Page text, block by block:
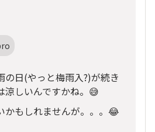
の日(やっと梅雨入?)が続き
涼しいんですかね。😅
かもしれませんが。。。😂